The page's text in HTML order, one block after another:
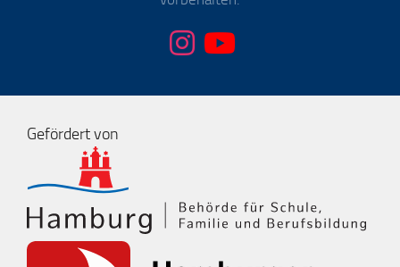
Gefördert von